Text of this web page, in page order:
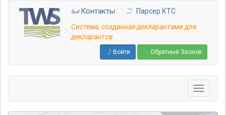
основному
содержанию
Контакты
Парсер КТС
Система, созданная декларантами для
декларантов
Войти Обратный Звонок